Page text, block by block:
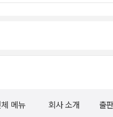
, 번역되어 나와있는거 보
다시 만난 내 친구>는 품절
있고, 작가도 훈남. (꼭 여
한 밤 여행>, <친구가 필요
상의 영예를 안았다.
대한 개괄서. 한마디로 '교과
해서 읽는데 다소 시간이
유주의에 대한 다양한 저항
한 점을 아쉬워하고 있듯이,
대한 대안을 어떻게, 어디서
메뉴 회사 소개 출